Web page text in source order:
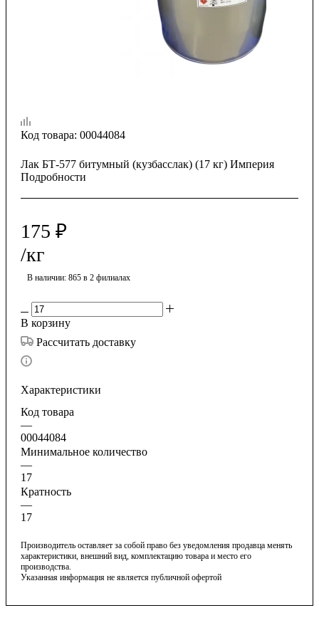
Код товара: 00044084
Лак БТ-577 битумный (кузбасслак) (17 кг) Империя
Подробности
175 ₽
/кг
В наличии: 865 в 2 филиалах
В корзину
Рассчитать доставку
Характеристики
Код товара
—
00044084
Минимальное количество
—
17
Кратность
—
17
Производитель оставляет за собой право без уведомления продавца менять
характеристики, внешний вид, комплектацию товара и место его
производства.
Указанная информация не является публичной офертой